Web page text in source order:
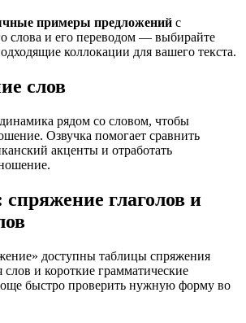
примеры предложений с
слова и его переводом — выбирайте
коллокации для вашего текста.
слов
рядом со словом, чтобы
Озвучка помогает сравнить
акценты и отработать
глаголов и
доступны таблицы спряжения
слов и короткие грамматические
быстро проверить нужную форму во